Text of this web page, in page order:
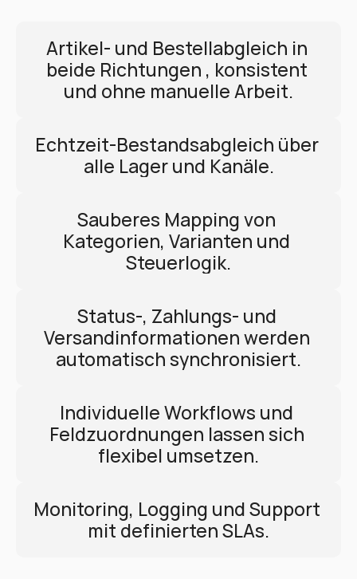
Artikel- und Bestellabgleich in
beide Richtungen , konsistent
und ohne manuelle Arbeit.
Echtzeit-Bestandsabgleich über
alle Lager und Kanäle.
Sauberes Mapping von
Kategorien, Varianten und
Steuerlogik.
Status-, Zahlungs- und
Versandinformationen werden
automatisch synchronisiert.
Individuelle Workflows und
Feldzuordnungen lassen sich
flexibel umsetzen.
Monitoring, Logging und Support
mit definierten SLAs.